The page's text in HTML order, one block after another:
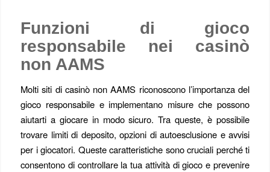
Funzioni di gioco
responsabile nei casinò
non AAMS
Molti siti di casinò non AAMS riconoscono l’importanza del
gioco responsabile e implementano misure che possono
aiutarti a giocare in modo sicuro. Tra queste, è possibile
trovare limiti di deposito, opzioni di autoesclusione e avvisi
per i giocatori. Queste caratteristiche sono cruciali perché ti
consentono di controllare la tua attività di gioco e prevenire